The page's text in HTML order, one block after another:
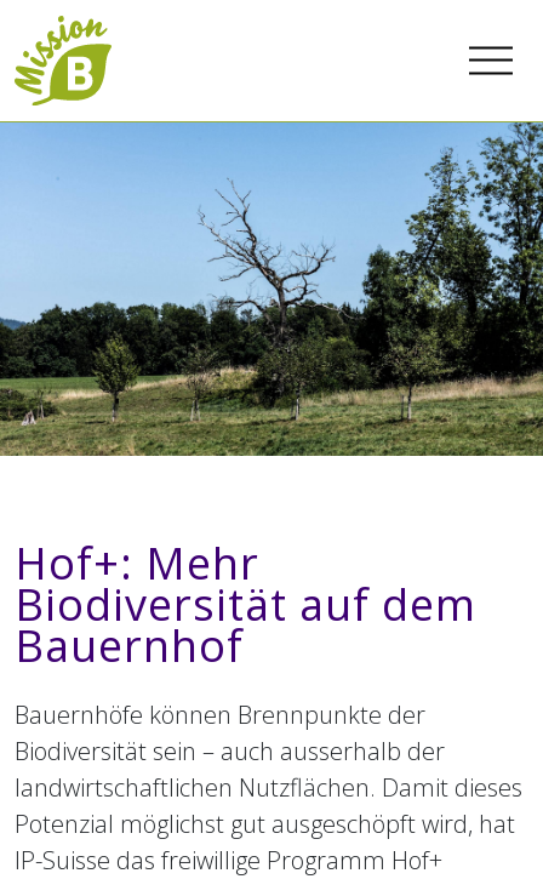
Hof+: Mehr
Biodiversität auf dem
Bauernhof
Bauernhöfe können Brennpunkte der
Biodiversität sein – auch ausserhalb der
landwirtschaftlichen Nutzflächen. Damit dieses
Potenzial möglichst gut ausgeschöpft wird, hat
IP-Suisse das freiwillige Programm Hof+